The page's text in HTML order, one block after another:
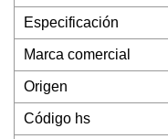
Especificación
Marca comercial
Origen
Código hs